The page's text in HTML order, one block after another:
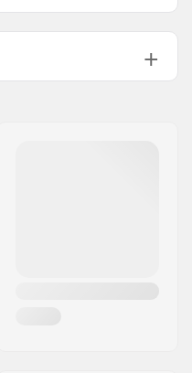
Fluidflex Firewall,
GBS,Power Seams,